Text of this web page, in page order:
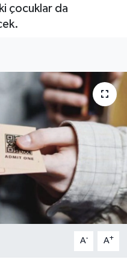
çocuklar da
A- A+